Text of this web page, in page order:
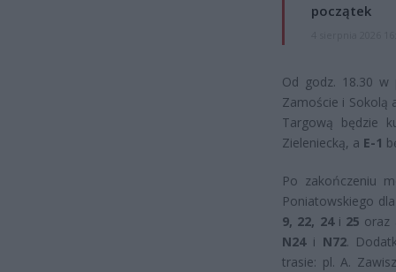
początek
Od godz. 18.30 w
Zamoście i Sokolą
Targową będzie
Zieleniecką, a E-1
Po zakończeniu
Poniatowskiego
9, 22, 24 i 25 oraz
N24 i N72.
trasie: pl. A.